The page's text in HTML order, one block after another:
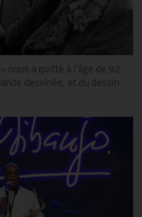
nous a quitté à l’âge de 92
dessinée, et du dessin